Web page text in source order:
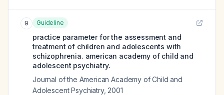
9 Guideline
practice parameter for the assessment and
treatment of children and adolescents with
schizophrenia. american academy of child and
adolescent psychiatry.
Journal of the American Academy of Child and
Adolescent Psychiatry, 2001